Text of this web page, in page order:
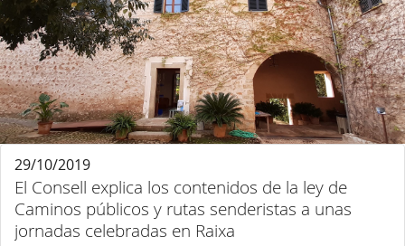
El Consell explica los contenidos de la ley de
Caminos públicos y rutas senderistas a unas
jornadas celebradas en Raixa
29/10/2019